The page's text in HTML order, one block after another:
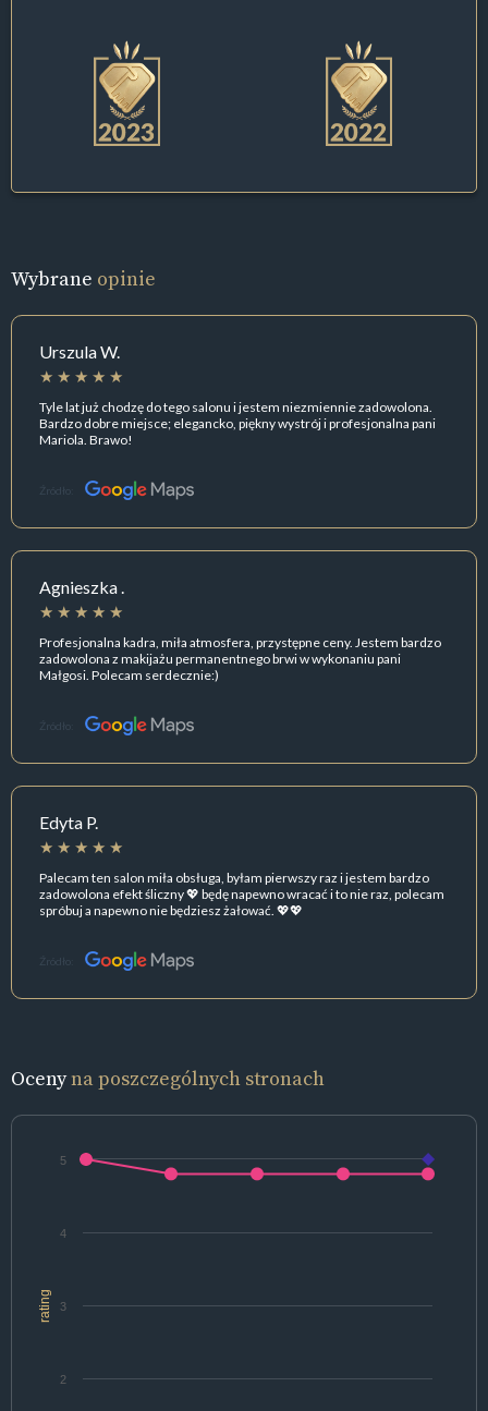
Wybrane opinie
Urszula W.
Tyle lat już chodzę do tego salonu i jestem niezmiennie zadowolona.
Bardzo dobre miejsce; elegancko, piękny wystrój i profesjonalna pani
Mariola. Brawo!
Źródło:
Agnieszka .
Profesjonalna kadra, miła atmosfera, przystępne ceny. Jestem bardzo
zadowolona z makijażu permanentnego brwi w wykonaniu pani
Małgosi. Polecam serdecznie:)
Źródło:
Edyta P.
Palecam ten salon miła obsługa, byłam pierwszy raz i jestem bardzo
zadowolona efekt śliczny 💖 będę napewno wracać i to nie raz, polecam
spróbuj a napewno nie będziesz żałować. 💖💖
Źródło:
Ocenyna poszczególnych stronach
rating
2
3
4
5